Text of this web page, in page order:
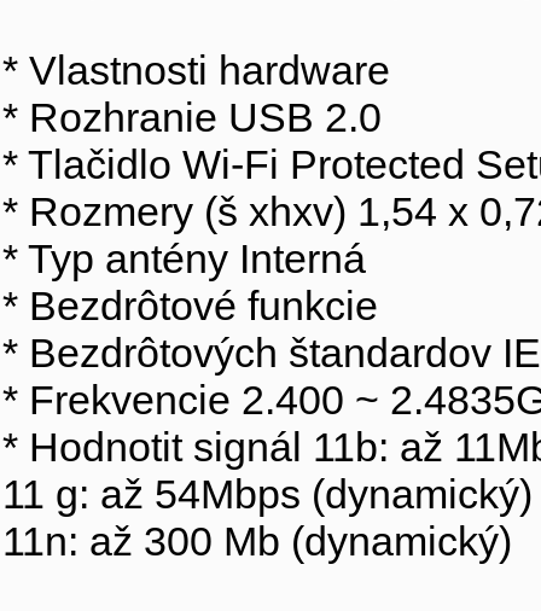
* Vlastnosti hardware
* Rozhranie USB 2.0
* Tlačidlo Wi-Fi Protected
* Rozmery (š xhxv) 1,54 x
* Typ antény Interná
* Bezdrôtové funkcie
* Bezdrôtových štandardov
* Frekvencie 2.400 ~
* Hodnotit signál 11b: až
11 g: až 54Mbps (dynamický)
11n: až 300 Mb (dynamický)